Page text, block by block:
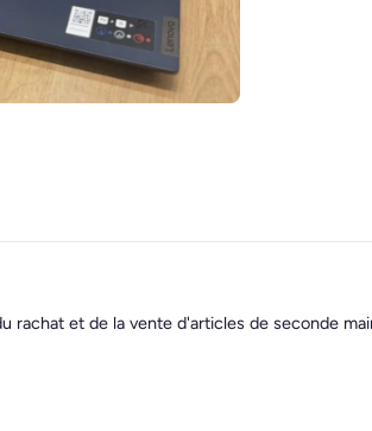
rachat et de la vente d'articles de seconde